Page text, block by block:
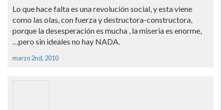
Lo que hace falta es una revolución social, y esta viene
como las olas, con fuerza y destructora-constructora,
porque la desesperación es mucha , la miseria es enorme,
…pero sin ideales no hay NADA.
marzo 2nd, 2010